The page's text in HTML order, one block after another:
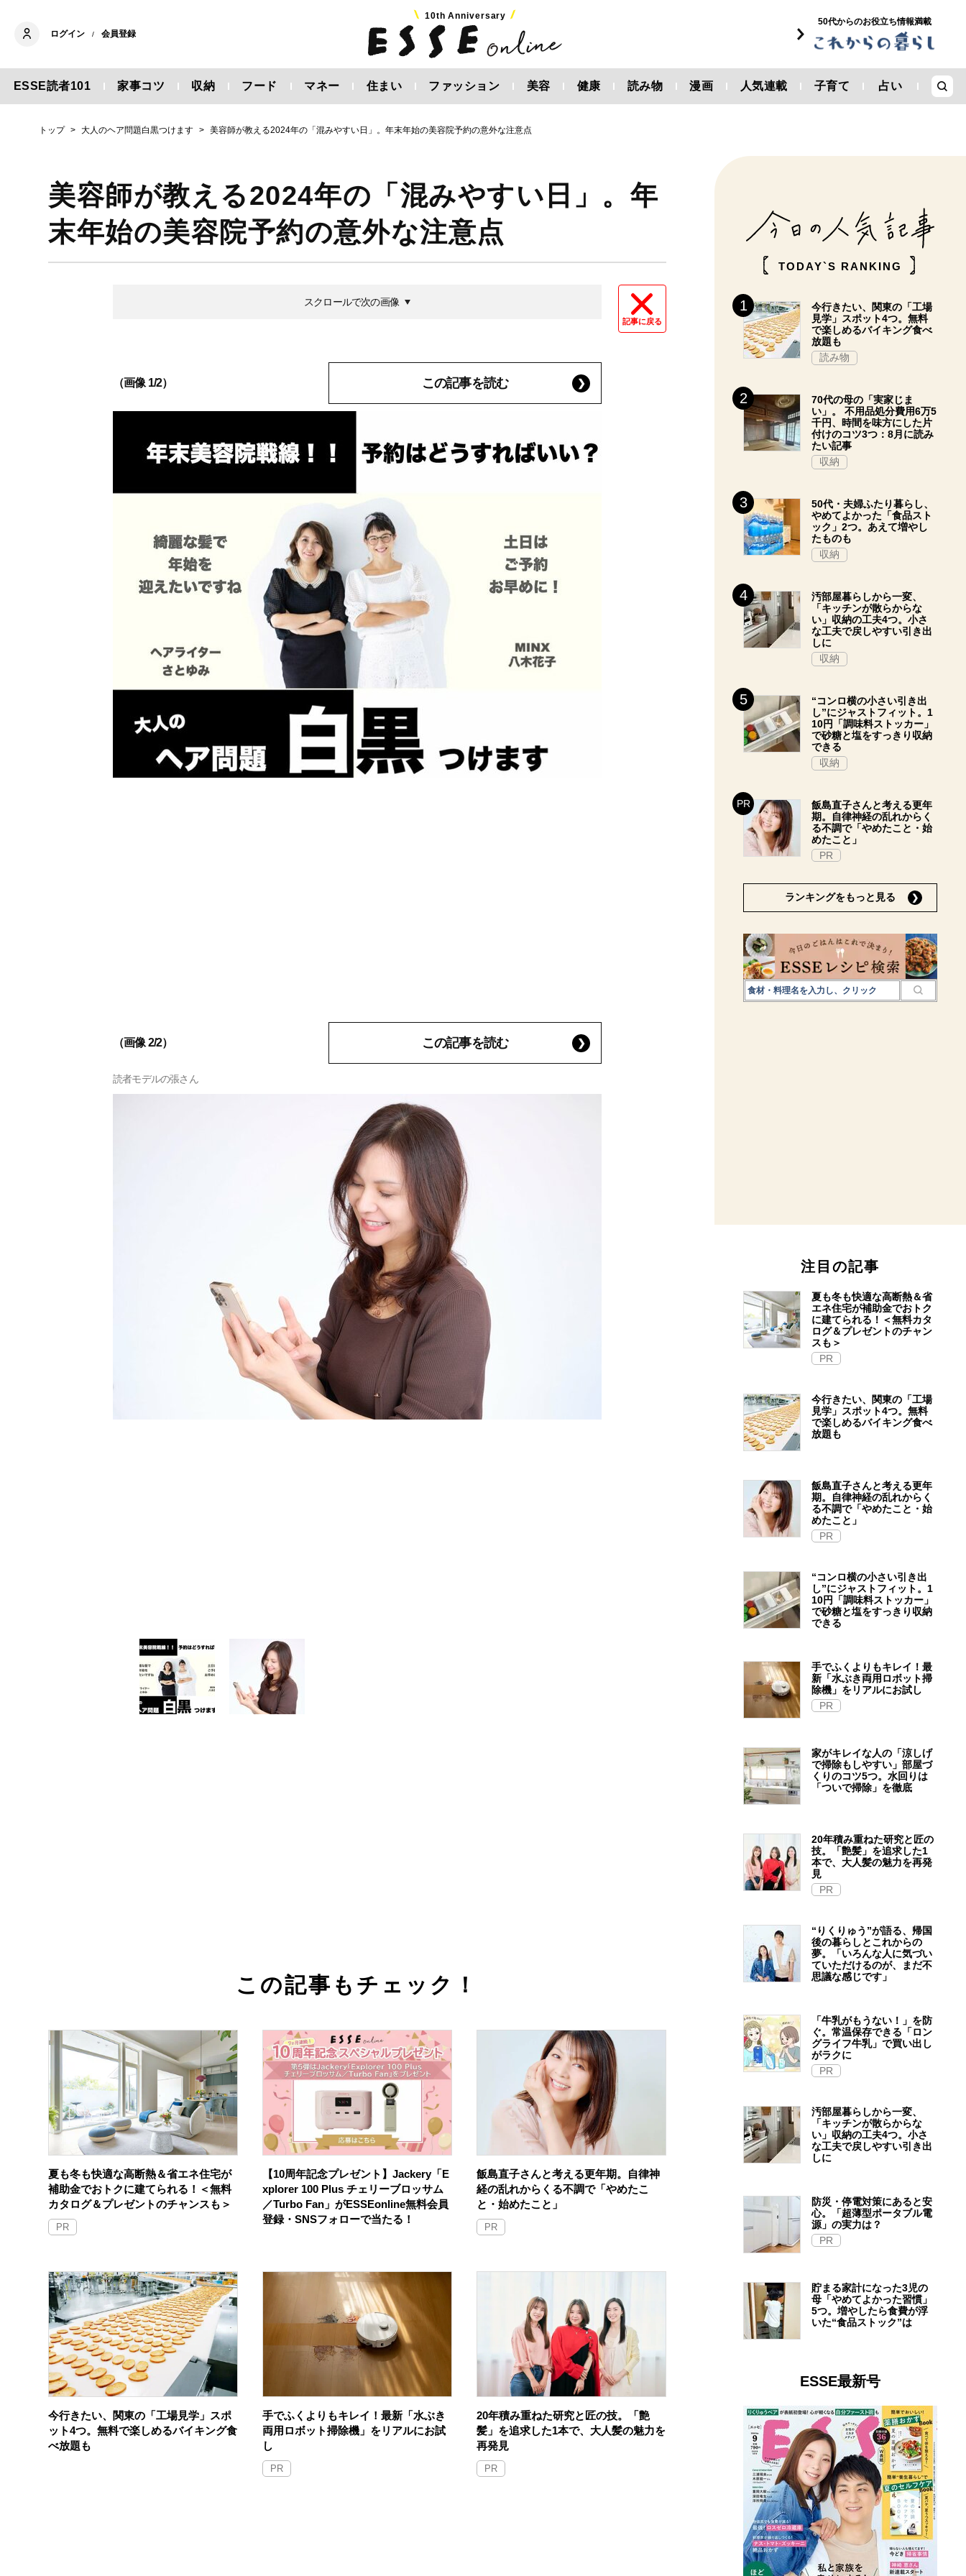
ログイン / 会員登録
10th Anniversary
50代からのお役立ち情報満載
ESSE読者101 家事コツ 収納 フード マネー 住まい ファッション 美容 健康 読み物 漫画 人気連載 子育て 占い
トップ 大人のヘア問題白黒つけます 美容師が教える2024年の「混みやすい日」。年末年始の美容院予約の意外な注意点
美容師が教える2024年の「混みやすい日」。年
末年始の美容院予約の意外な注意点
記事に戻る
スクロールで次の画像
（画像 1/2） この記事を読む
（画像 2/2） この記事を読む
読者モデルの張さん
この記事もチェック！
夏も冬も快適な高断熱＆省エネ住宅が
補助金でおトクに建てられる！＜無料
カタログ＆プレゼントのチャンスも＞
PR
【10周年記念プレゼント】Jackery「E
xplorer 100 Plus チェリーブロッサム
／Turbo Fan」がESSEonline無料会員
登録・SNSフォローで当たる！
飯島直子さんと考える更年期。自律神
経の乱れからくる不調で「やめたこ
と・始めたこと」
PR
今行きたい、関東の「工場見学」スポ
ット4つ。無料で楽しめるバイキング食
べ放題も
手でふくよりもキレイ！最新「水ぶき
両用ロボット掃除機」をリアルにお試
し
PR
20年積み重ねた研究と匠の技。「艶
髪」を追求した1本で、大人髪の魅力を
再発見
PR
TODAY`S RANKING
今行きたい、関東の「工場
見学」スポット4つ。無料
で楽しめるバイキング食べ
放題も
読み物
70代の母の「実家じま
い」。 不用品処分費用6万5
千円、時間を味方にした片
付けのコツ3つ：8月に読み
たい記事
収納
50代・夫婦ふたり暮らし、
やめてよかった「食品スト
ック」2つ。あえて増やし
たものも
収納
汚部屋暮らしから一変、
「キッチンが散らからな
い」収納の工夫4つ。小さ
な工夫で戻しやすい引き出
しに
収納
“コンロ横の小さい引き出
し”にジャストフィット。1
10円「調味料ストッカー」
で砂糖と塩をすっきり収納
できる
収納
飯島直子さんと考える更年
期。自律神経の乱れからく
る不調で「やめたこと・始
めたこと」
PR
ランキングをもっと見る
注目の記事
夏も冬も快適な高断熱＆省
エネ住宅が補助金でおトク
に建てられる！＜無料カタ
ログ＆プレゼントのチャン
スも＞
PR
今行きたい、関東の「工場
見学」スポット4つ。無料
で楽しめるバイキング食べ
放題も
飯島直子さんと考える更年
期。自律神経の乱れからく
る不調で「やめたこと・始
めたこと」
PR
“コンロ横の小さい引き出
し”にジャストフィット。1
10円「調味料ストッカー」
で砂糖と塩をすっきり収納
できる
手でふくよりもキレイ！最
新「水ぶき両用ロボット掃
除機」をリアルにお試し
PR
家がキレイな人の「涼しげ
で掃除もしやすい」部屋づ
くりのコツ5つ。水回りは
「ついで掃除」を徹底
20年積み重ねた研究と匠の
技。「艶髪」を追求した1
本で、大人髪の魅力を再発
見
PR
“りくりゅう”が語る、帰国
後の暮らしとこれからの
夢。「いろんな人に気づい
ていただけるのが、まだ不
思議な感じです」
「牛乳がもうない！」を防
ぐ。常温保存できる「ロン
グライフ牛乳」で買い出し
がラクに
PR
汚部屋暮らしから一変、
「キッチンが散らからな
い」収納の工夫4つ。小さ
な工夫で戻しやすい引き出
しに
防災・停電対策にあると安
心。「超薄型ポータブル電
源」の実力は？​
PR
貯まる家計になった3児の
母「やめてよかった習慣」
5つ。増やしたら食費が浮
いた“食品ストック”は
ESSE最新号